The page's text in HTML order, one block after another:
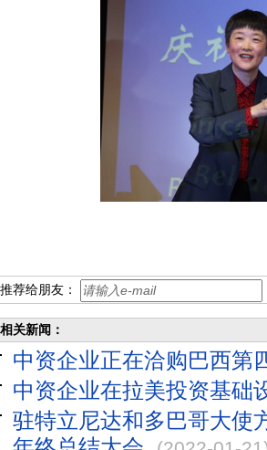
推荐给朋友：
相关新闻：
中资企业正在洽购巴西第
中资企业在拉美投资基础
驻特立尼达和多巴哥大使